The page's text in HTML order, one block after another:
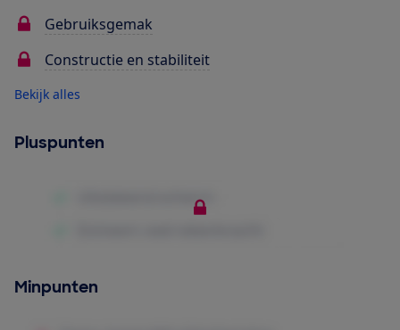
Gebruiksgemak
Constructie en stabiliteit
Bekijk alles
Pluspunten
Minpunten